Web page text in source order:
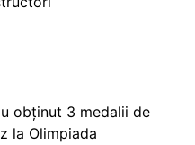
obținut 3 medalii de
la Olimpiada